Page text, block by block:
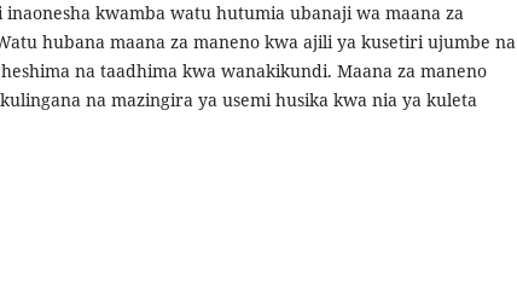
inaonesha kwamba watu hutumia ubanaji wa maana za
hubana maana za maneno kwa ajili ya kusetiri ujumbe na
na taadhima kwa wanakikundi. Maana za maneno
na mazingira ya usemi husika kwa nia ya kuleta